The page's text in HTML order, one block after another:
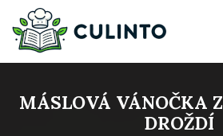
MÁSLOVÁ VÁNOČKA
DROŽDÍ